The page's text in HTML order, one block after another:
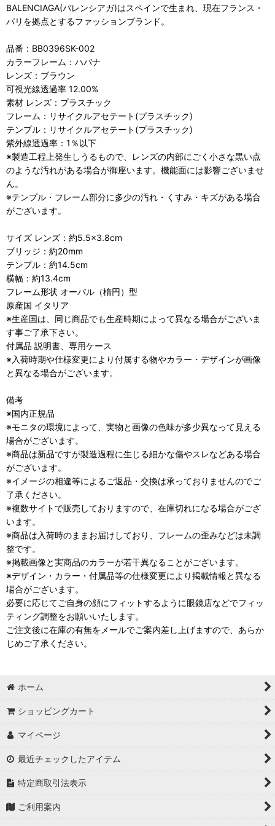
BALENCIAGA(バレンシアガ)はスペインで生まれ、現在フランス・
パリを拠点とするファッションブランド。
品番：BB0396SK-002
カラーフレーム：ハバナ
レンズ：ブラウン
可視光線透過率 12.00%
素材 レンズ：プラスチック
フレーム：リサイクルアセテート(プラスチック)
テンプル：リサイクルアセテート(プラスチック)
紫外線透過率：1％以下
※製造工程上発生しうるもので、レンズの内部にごく小さな黒い点
のような汚れがある場合が御座います。機能面には影響ございませ
ん。
※テンプル・フレーム部分に多少の汚れ・くすみ・キズがある場合
がございます。
サイズ レンズ：約5.5×3.8cm
ブリッジ：約20mm
テンプル：約14.5cm
横幅：約13.4cm
フレーム形状 オーバル（楕円）型
原産国 イタリア
※生産国は、同じ商品でも生産時期によって異なる場合がございま
す事ご了承下さい。
付属品 説明書、専用ケース
※入荷時期や仕様変更により付属する物やカラー・デザインが画像
と異なる場合がございます。
備考
※国内正規品
※モニタの環境によって、実物と画像の色味が多少異なって見える
場合がございます。
※商品は新品ですが製造過程に生じる細かな傷やスレなどある場合
がございます。
※イメージの相違等によるご返品・交換は承っておりませんのでご
了承ください。
※複数サイトで販売しておりますので、在庫切れになる場合がござ
います。
※商品は入荷時のままお届けしており、フレームの歪みなどは未調
整です。
※掲載画像と実商品のカラーが若干異なることがございます。
※デザイン・カラー・付属品等の仕様変更により掲載情報と異なる
場合がございます。
必要に応じてご自身の顔にフィットするように眼鏡店などでフィッ
ティング調整をお願いいたします。
ご注文後に在庫の有無をメールでご案内差し上げますので、あらか
じめご了承ください。
ホーム
ショッピングカート
マイページ
最近チェックしたアイテム
特定商取引法表示
ご利用案内